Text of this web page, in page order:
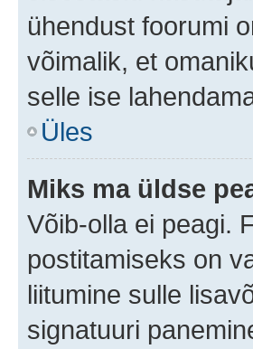
ühendust foorumi
võimalik, et
selle ise
Üles
Miks ma üldse
Võib-olla ei peagi.
postitamiseks on
liitumine sulle
signatuuri